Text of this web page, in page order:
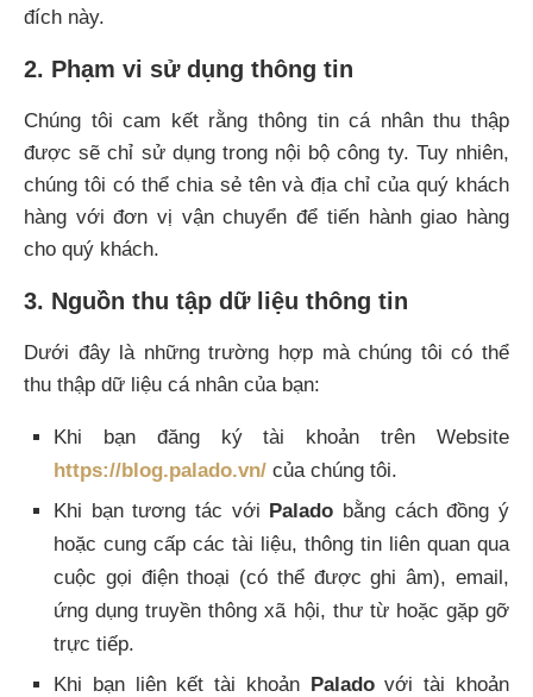
đích này.
2. Phạm vi sử dụng thông tin
Chúng tôi cam kết rằng thông tin cá nhân thu thập
được sẽ chỉ sử dụng trong nội bộ công ty. Tuy nhiên,
chúng tôi có thể chia sẻ tên và địa chỉ của quý khách
hàng với đơn vị vận chuyển để tiến hành giao hàng
cho quý khách.
3. Nguồn thu tập dữ liệu thông tin
Dưới đây là những trường hợp mà chúng tôi có thể
thu thập dữ liệu cá nhân của bạn:
Khi bạn đăng ký tài khoản trên Website
https://blog.palado.vn/ của chúng tôi.
Khi bạn tương tác với Palado bằng cách đồng ý
hoặc cung cấp các tài liệu, thông tin liên quan qua
cuộc gọi điện thoại (có thể được ghi âm), email,
ứng dụng truyền thông xã hội, thư từ hoặc gặp gỡ
trực tiếp.
Khi bạn liên kết tài khoản Paladovới tài khoản